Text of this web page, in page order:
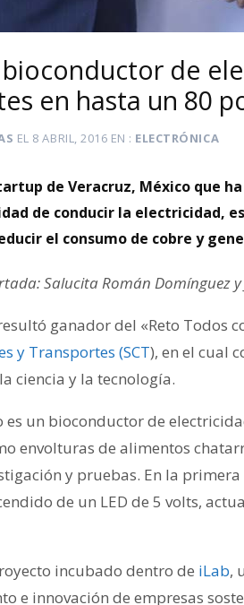
bioconductor de
en hasta un 80
EL 8 ABRIL, 2016 EN ELECTRÓNICA
de Veracruz, México que
de conducir la electricidad,
el consumo de cobre y
Salucita Román Domínguez y
ganador del «Reto Todos
y Transportes (SCT), en el cual
ciencia y la tecnología.
es un bioconductor de
envolturas de alimentos
y pruebas. En la
de un LED de 5 volts,
incubado dentro de iLab,
e innovación de empresas